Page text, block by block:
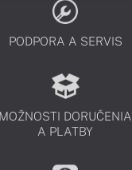
PODPORA A SERVIS
MOŽNOSTI DORUČENIA
A PLATBY